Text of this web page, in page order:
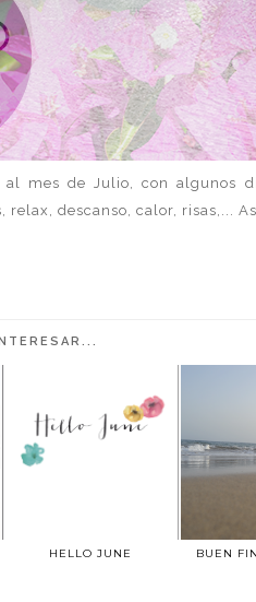
mes de Julio, con algunos
relax, descanso, calor, risas,...
HELLO JUNE BUEN